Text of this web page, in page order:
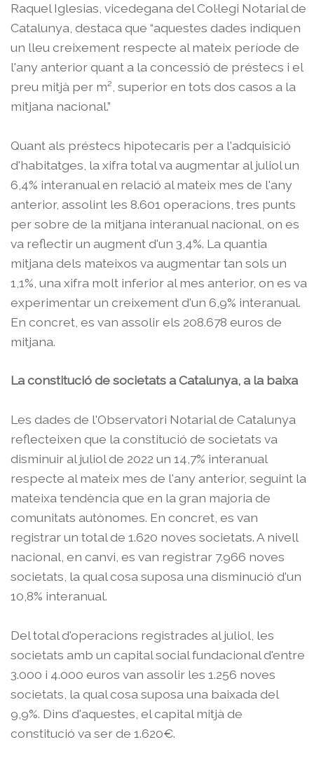
Raquel Iglesias, vicedegana del Col·legi Notarial de
Catalunya, destaca que “aquestes dades indiquen
un lleu creixement respecte al mateix període de
l'any anterior quant a la concessió de préstecs i el
preu mitjà per m², superior en tots dos casos a la
mitjana nacional.”
Quant als préstecs hipotecaris per a l'adquisició
d'habitatges, la xifra total va augmentar al juliol un
6,4% interanual en relació al mateix mes de l'any
anterior, assolint les 8.601 operacions, tres punts
per sobre de la mitjana interanual nacional, on es
va reflectir un augment d'un 3,4%. La quantia
mitjana dels mateixos va augmentar tan sols un
1,1%, una xifra molt inferior al mes anterior, on es va
experimentar un creixement d'un 6,9% interanual.
En concret, es van assolir els 208.678 euros de
mitjana.
La constitució de societats a Catalunya, a la baixa
Les dades de l'Observatori Notarial de Catalunya
reflecteixen que la constitució de societats va
disminuir al juliol de 2022 un 14,7% interanual
respecte al mateix mes de l'any anterior, seguint la
mateixa tendència que en la gran majoria de
comunitats autònomes. En concret, es van
registrar un total de 1.620 noves societats. A nivell
nacional, en canvi, es van registrar 7.966 noves
societats, la qual cosa suposa una disminució d'un
10,8% interanual.
Del total d'operacions registrades al juliol, les
societats amb un capital social fundacional d'entre
3.000 i 4.000 euros van assolir les 1.256 noves
societats, la qual cosa suposa una baixada del
9,9%. Dins d'aquestes, el capital mitjà de
constitució va ser de 1.620€.